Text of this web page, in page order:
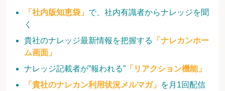
「社内版知恵袋」 で、社内有識者からナレッジを聞
く
貴社のナレッジ最新情報を把握する
「ナレカンホー
ム画面」
ナレッジ記載者が”報われる” 「リアクション機能」
「貴社のナレカン利用状況メルマガ」 を月1回配信